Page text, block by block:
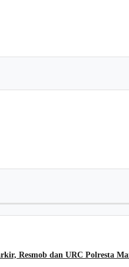
Resmob dan URC Polresta